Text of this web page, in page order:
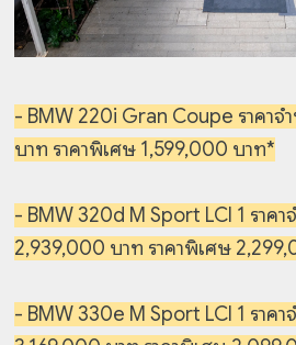
- BMW 220i Gran Coupe ราคาจ
บาท ราคาพิเศษ 1,599,000 บาท*
- BMW 320d M Sport LCI 1 ราค
2,939,000 บาท ราคาพิเศษ
- BMW 330e M Sport LCI 1 ราค